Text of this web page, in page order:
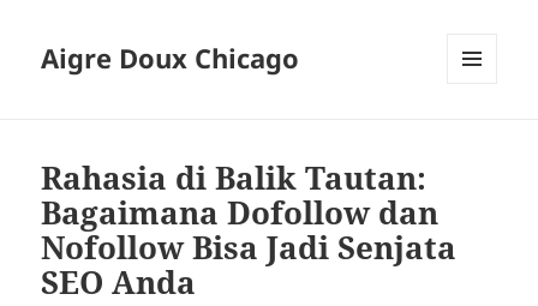
Aigre Doux Chicago
Rahasia di Balik Tautan:
Bagaimana Dofollow dan
Nofollow Bisa Jadi Senjata
SEO Anda